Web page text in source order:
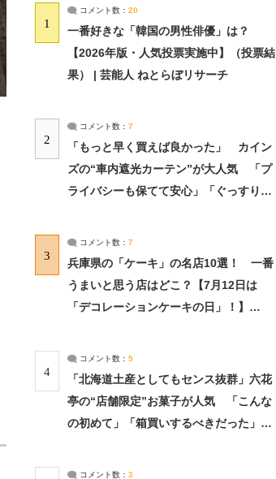
1
コメント数： 20
一番好きな「韓国の男性俳優」は？
【2026年版・人気投票実施中】（投票結
果） | 芸能人 ねとらぼリサーチ
2
コメント数： 7
「もっと早く買えば良かった」 カイン
ズの“車内遮光カーテン”が大人気 「プ
ライバシーも保てて安心」「ぐっすり眠
3
コメント数： 7
兵庫県の「ケーキ」の名店10選！ 一番
うまいと思う店はどこ？【7月12日は
「デコレーションケーキの日」！】
4
コメント数： 5
「北海道土産としてもセンス抜群」六花
亭の“店舗限定”お菓子が人気 「こんな
の初めて」「箱買いするべきだった」
コメント数： 3